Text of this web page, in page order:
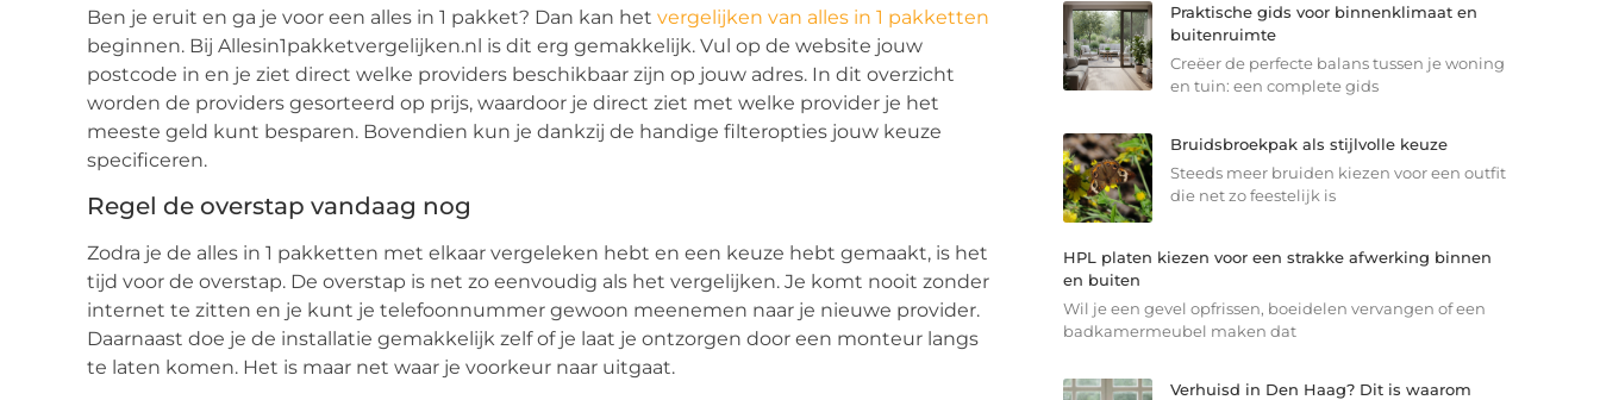
Ben je eruit en ga je voor een alles in 1 pakket? Dan kan het vergelijken van alles in 1 pakketten
beginnen. Bij Allesin1pakketvergelijken.nl is dit erg gemakkelijk. Vul op de website jouw
postcode in en je ziet direct welke providers beschikbaar zijn op jouw adres. In dit overzicht
worden de providers gesorteerd op prijs, waardoor je direct ziet met welke provider je het
meeste geld kunt besparen. Bovendien kun je dankzij de handige filteropties jouw keuze
specificeren.
Regel de overstap vandaag nog
Zodra je de alles in 1 pakketten met elkaar vergeleken hebt en een keuze hebt gemaakt, is het
tijd voor de overstap. De overstap is net zo eenvoudig als het vergelijken. Je komt nooit zonder
internet te zitten en je kunt je telefoonnummer gewoon meenemen naar je nieuwe provider.
Daarnaast doe je de installatie gemakkelijk zelf of je laat je ontzorgen door een monteur langs
te laten komen. Het is maar net waar je voorkeur naar uitgaat.
Praktische gids voor binnenklimaat en
buitenruimte
Creëer de perfecte balans tussen je woning
en tuin: een complete gids
Bruidsbroekpak als stijlvolle keuze
Steeds meer bruiden kiezen voor een outfit
die net zo feestelijk is
HPL platen kiezen voor een strakke afwerking binnen
en buiten
Wil je een gevel opfrissen, boeidelen vervangen of een
badkamermeubel maken dat
Verhuisd in Den Haag? Dit is waarom